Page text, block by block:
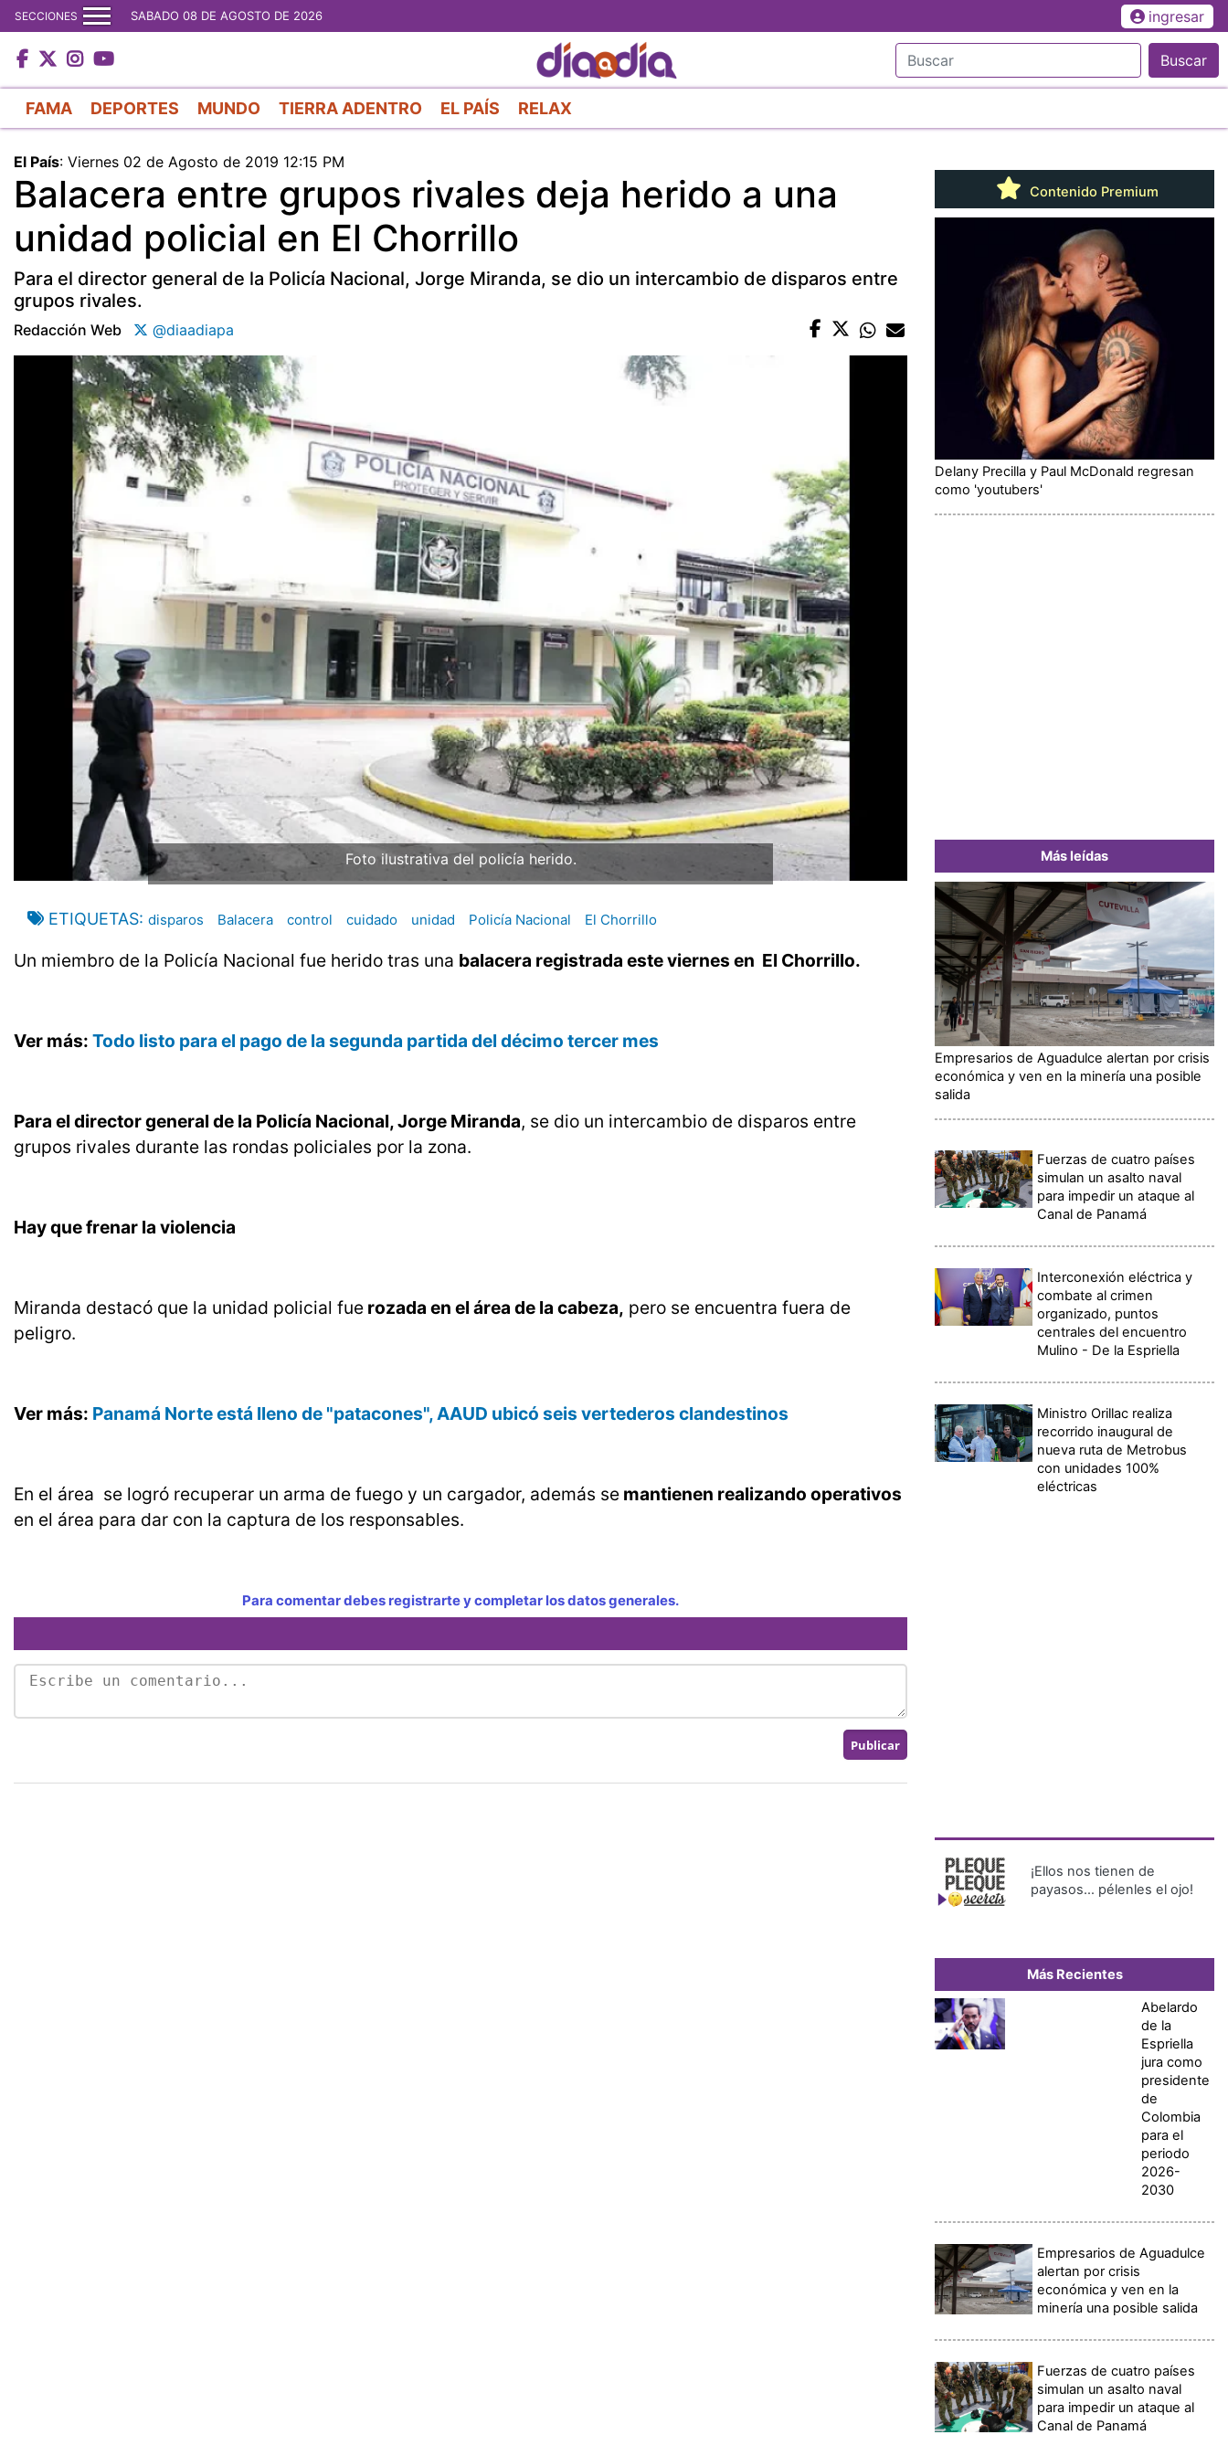
al
contenido
principal
SECCIONES SABADO 08 DE AGOSTO DE 2026 ingresar
Buscar
FAMA DEPORTES MUNDO TIERRA ADENTRO EL PAÍS RELAX
El País: Viernes 02 de Agosto de 2019 12:15 PM
Balacera entre grupos rivales deja herido a una
unidad policial en El Chorrillo
Para el director general de la Policía Nacional, Jorge Miranda, se dio un intercambio de disparos entre
grupos rivales.
Redacción Web @diaadiapa
Foto ilustrativa del policía herido.
ETIQUETAS disparos Balacera control cuidado unidad Policía Nacional El Chorrillo
Un miembro de la Policía Nacional fue herido tras una balacera registrada este viernes en El Chorrillo.
Ver más: Todo listo para el pago de la segunda partida del décimo tercer mes
Para el director general de la Policía Nacional, Jorge Miranda, se dio un intercambio de disparos entre
grupos rivales durante las rondas policiales por la zona.
Hay que frenar la violencia
Miranda destacó que la unidad policial fue rozada en el área de la cabeza, pero se encuentra fuera de
peligro.
Ver más: Panamá Norte está lleno de "patacones", AAUD ubicó seis vertederos clandestinos
En el área se logró recuperar un arma de fuego y un cargador, además se mantienen realizando operativos
en el área para dar con la captura de los responsables.
Para comentar debes registrarte y completar los datos generales.
Contenido Premium
Delany Precilla y Paul McDonald regresan
como 'youtubers'
Más leídas
Empresarios de Aguadulce alertan por crisis
económica y ven en la minería una posible
salida
Fuerzas de cuatro países
simulan un asalto naval
para impedir un ataque al
Canal de Panamá
Interconexión eléctrica y
combate al crimen
organizado, puntos
centrales del encuentro
Mulino - De la Espriella
Ministro Orillac realiza
recorrido inaugural de
nueva ruta de Metrobus
con unidades 100%
eléctricas
¡Ellos nos tienen de
payasos… pélenles el ojo!
Más Recientes
Abelardo
de la
Espriella
jura como
presidente
de
Colombia
para el
periodo
2026-
2030
Empresarios de Aguadulce
alertan por crisis
económica y ven en la
minería una posible salida
Fuerzas de cuatro países
simulan un asalto naval
para impedir un ataque al
Canal de Panamá